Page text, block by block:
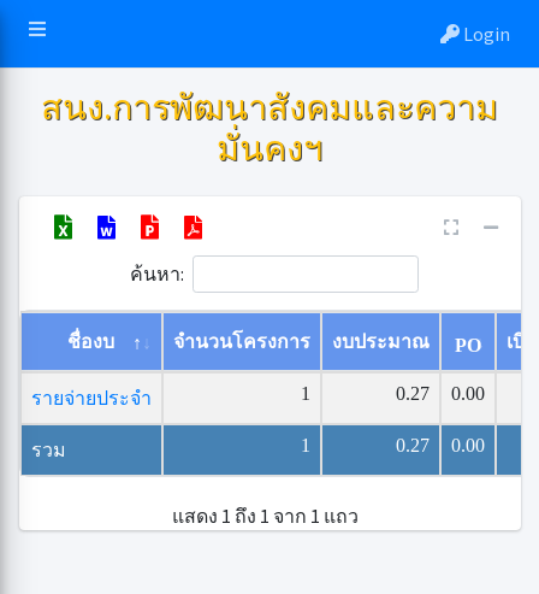
Login
สนง.การพัฒนาสังคมและความ
มั่นคงฯ
ค้นหา:
ชื่องบ จำนวนโครงการ งบประมาณ PO เบิ
รายจ่ายประจำ 1 0.27 0.00
รวม 1 0.27 0.00
แสดง 1 ถึง 1 จาก 1 แถว